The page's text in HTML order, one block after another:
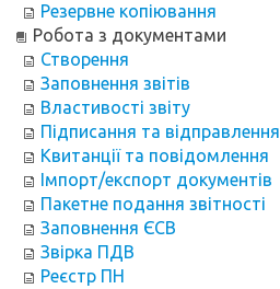
Резервне копіювання
Робота з документами
Створення
Заповнення звітів
Властивості звіту
Підписання та відправлення
Квитанції та повідомлення
Імпорт/експорт документів
Пакетне подання звітності
Заповнення ЄСВ
Звірка ПДВ
Реєстр ПН